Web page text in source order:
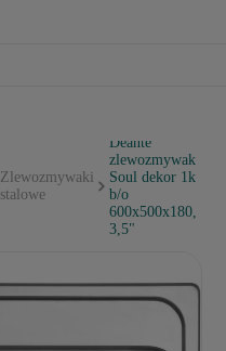
Zlewozmywaki
stalowe
Deante
zlewozmywak
Soul dekor 1k
b/o
600x500x180,
3,5"